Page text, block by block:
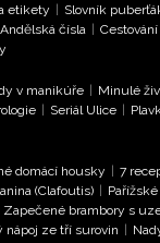
etikety | Slovník
Andělská čísla | Cestování
v manikúře | Minulé
| Seriál Ulice |
domácí housky | 7
(Clafoutis) |
Zapečené brambory s
nápoj ze tří surovin |